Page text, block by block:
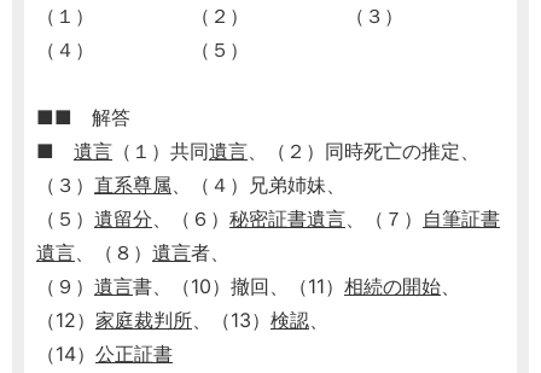
（１） （２） （３）
（４） （５）
■■ 解答
■ 遺言 （１）共同遺言、（２）同時死亡の推定、
（３） 直系尊属、（４）兄弟姉妹、
（５） 遺留分、（６） 秘密証書遺言、（７） 自筆証書
遺言、（８） 遺言者、
（９） 遺言書、（10）撤回、（11） 相続の開始、
（12） 家庭裁判所、（13） 検認、
（14） 公正証書